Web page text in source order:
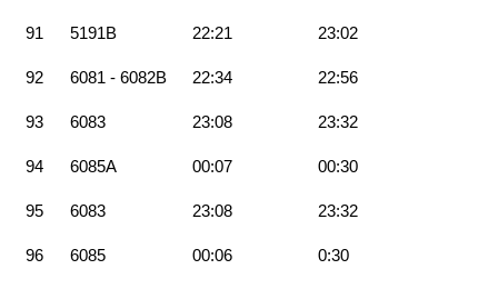
91 5191B 22:21 23:02
92 6081 - 6082B 22:34 22:56
93 6083 23:08 23:32
94 6085A 00:07 00:30
95 6083 23:08 23:32
96 6085 00:06 0:30